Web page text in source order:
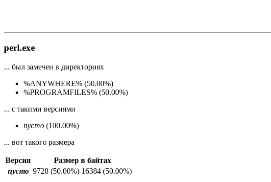
perl.exe
... был замечен в директориях
%ANYWHERE% (50.00%)
%PROGRAMFILES% (50.00%)
... с такими версиями
пусто (100.00%)
... вот такого размера
Версия
Размер в байтах
пусто 9728 (50.00%) 16384 (50.00%)